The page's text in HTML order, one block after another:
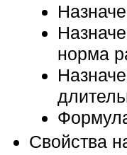
норма
Свойства